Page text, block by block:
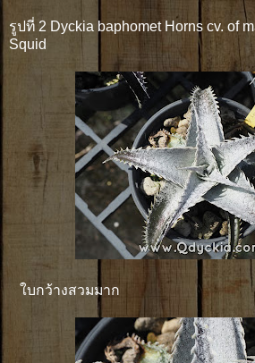
รูปที่ 2 Dyckia baphomet Horns cv. of
Squid
ใบกว้างสวมมาก